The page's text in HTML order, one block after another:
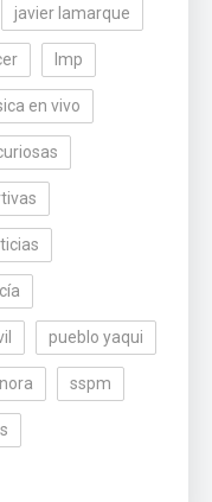
javier lamarque
lmp
en vivo
pueblo yaqui
sspm